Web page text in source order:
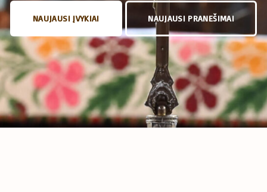
NAUJAUSI ĮVYKIAI NAUJAUSI PRANEŠIMAI